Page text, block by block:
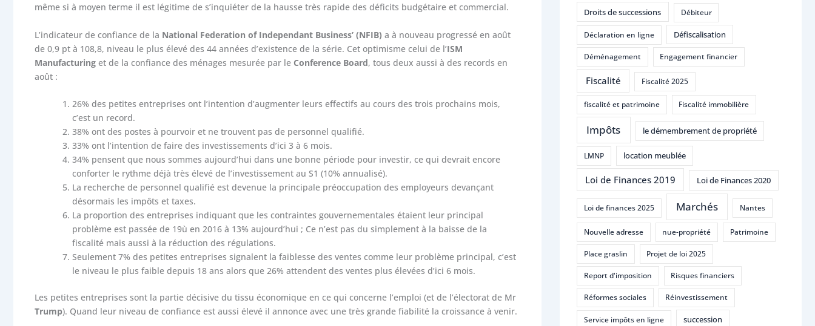
même si à moyen terme il est légitime de s’inquiéter de la hausse très rapide des déficits budgétaire et commercial.
L’indicateur de confiance de la National Federation of Independant Business’ (NFIB) a à nouveau progressé en août
de 0,9 pt à 108,8, niveau le plus élevé des 44 années d’existence de la série. Cet optimisme celui de l’ISM
Manufacturing et de la confiance des ménages mesurée par le Conference Board, tous deux aussi à des records en
août :
26% des petites entreprises ont l’intention d’augmenter leurs effectifs au cours des trois prochains mois,
c’est un record.
38% ont des postes à pourvoir et ne trouvent pas de personnel qualifié.
33% ont l’intention de faire des investissements d’ici 3 à 6 mois.
34% pensent que nous sommes aujourd’hui dans une bonne période pour investir, ce qui devrait encore
conforter le rythme déjà très élevé de l’investissement au S1 (10% annualisé).
La recherche de personnel qualifié est devenue la principale préoccupation des employeurs devançant
désormais les impôts et taxes.
La proportion des entreprises indiquant que les contraintes gouvernementales étaient leur principal
problème est passée de 19ù en 2016 à 13% aujourd’hui ; Ce n’est pas du simplement à la baisse de la
fiscalité mais aussi à la réduction des régulations.
Seulement 7% des petites entreprises signalent la faiblesse des ventes comme leur problème principal, c’est
le niveau le plus faible depuis 18 ans alors que 26% attendent des ventes plus élevées d’ici 6 mois.
Les petites entreprises sont la partie décisive du tissu économique en ce qui concerne l’emploi (et de l’électorat de Mr
Trump). Quand leur niveau de confiance est aussi élevé il annonce avec une très grande fiabilité la croissance à venir.
Droits de successions Débiteur
Déclaration en ligne Défiscalisation
Déménagement Engagement financier
Fiscalité Fiscalité 2025
fiscalité et patrimoine Fiscalité immobilière
Impôts le démembrement de propriété
LMNP location meublée
Loi de Finances 2019 Loi de Finances 2020
Loi de finances 2025 Marchés Nantes
Nouvelle adresse nue-propriété Patrimoine
Place graslin Projet de loi 2025
Report d'imposition Risques financiers
Réformes sociales Réinvestissement
Service impôts en ligne succession